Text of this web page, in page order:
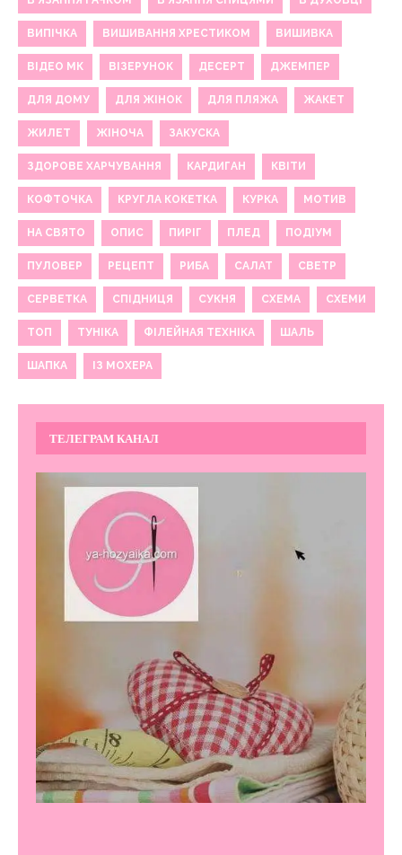
ВИПІЧКА ВИШИВАННЯ ХРЕСТИКОМ ВИШИВКА
ВІДЕО МК ВІЗЕРУНОК ДЕСЕРТ ДЖЕМПЕР
ДЛЯ ДОМУ ДЛЯ ЖІНОК ДЛЯ ПЛЯЖА ЖАКЕТ
ЖИЛЕТ ЖІНОЧА ЗАКУСКА
ЗДОРОВЕ ХАРЧУВАННЯ КАРДИГАН КВІТИ
КОФТОЧКА КРУГЛА КОКЕТКА КУРКА МОТИВ
НА СВЯТО ОПИС ПИРІГ ПЛЕД ПОДІУМ
ПУЛОВЕР РЕЦЕПТ РИБА САЛАТ СВЕТР
СЕРВЕТКА СПІДНИЦЯ СУКНЯ СХЕМА СХЕМИ
ТОП ТУНІКА ФІЛЕЙНАЯ ТЕХНІКА ШАЛЬ
ШАПКА ІЗ МОХЕРА
ТЕЛЕГРАМ КАНАЛ